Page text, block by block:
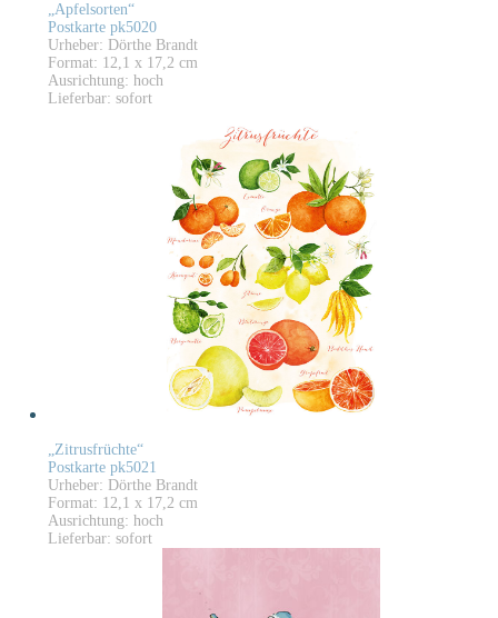
„Apfelsorten“
Postkarte pk5020
Urheber: Dörthe Brandt
Format: 12,1 x 17,2 cm
Ausrichtung: hoch
Lieferbar: sofort
„Zitrusfrüchte“
Postkarte pk5021
Urheber: Dörthe Brandt
Format: 12,1 x 17,2 cm
Ausrichtung: hoch
Lieferbar: sofort